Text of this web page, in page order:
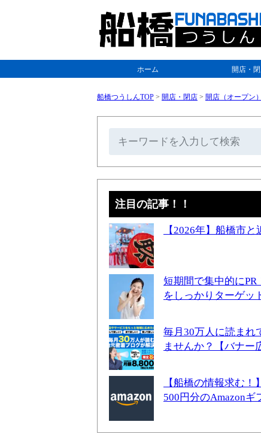
ホーム 開店・
船橋つうしんTOP > 開店・閉店 > 開店（オープン）
注目の記事！！
【2026年】船橋市
短期間で集中的に
をしっかりターゲッ
毎月30万人に読まれ
ませんか？【バナー
【船橋の情報求む
500円分のAmazonギ